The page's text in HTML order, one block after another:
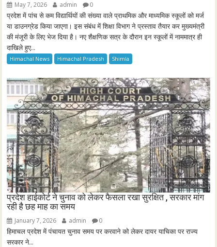
May 7, 2026 admin 0
प्रदेश में पांच से कम विद्यार्थियों की संख्या वाले प्राथमिक और माध्यमिक स्कूलों को मर्ज
या डाउनग्रेड किया जाएगा। इस संबंध में शिक्षा विभाग ने प्रस्ताव तैयार कर मुख्यमंत्री
की मंजूरी के लिए भेज दिया है। नए शैक्षणिक सत्र के दौरान इन स्कूलों में नाममात्र ही
दाखिले हुए...
Himachal News Himachal Pradesh Shimla
प्रदेश हाईकोर्ट ने चुनाव को लेकर फैसला रखा सुरक्षित , सरकार मांग
रही है छह माह का समय
January 7, 2026 admin 0
हिमाचल प्रदेश में पंचायत चुनाव समय पर करवाने को लेकर दायर याचिका पर राज्य
सरकार ने...